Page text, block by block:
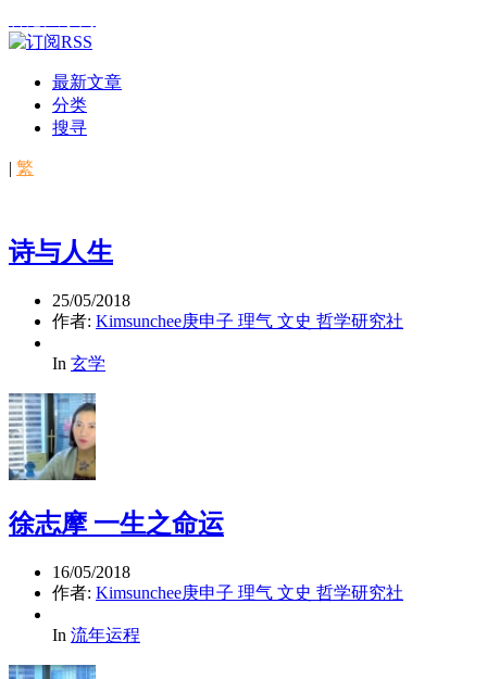
最新文章
分类
搜寻
| 繁
诗与人生
25/05/2018
作者: Kimsunchee庚申子 理气 文史 哲学研究社
In 玄学
徐志摩 一生之命运
16/05/2018
作者: Kimsunchee庚申子 理气 文史 哲学研究社
In 流年运程